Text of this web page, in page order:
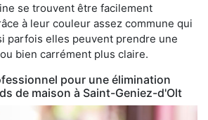
se trouvent être facilement
à leur couleur assez commune qui
parfois elles peuvent prendre une
bien carrément plus claire.
pour une élimination
de maison à Saint-Geniez-d'Olt